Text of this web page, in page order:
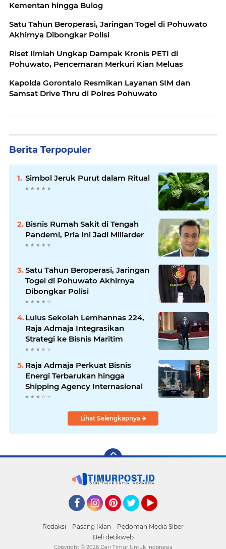
Kementan hingga Bulog
Satu Tahun Beroperasi, Jaringan Togel di Pohuwato
Akhirnya Dibongkar Polisi
Riset Ilmiah Ungkap Dampak Kronis PETI di
Pohuwato, Pencemaran Merkuri Kian Meluas
Kapolda Gorontalo Resmikan Layanan SIM dan
Samsat Drive Thru di Polres Pohuwato
Berita Terpopuler
Simbol Jeruk Purut dalam Ritual
Bisnis Rumah Sakit di Tengah
Pandemi, Pria Ini Jadi Miliarder
Satu Tahun Beroperasi, Jaringan
Togel di Pohuwato Akhirnya
Dibongkar Polisi
Lulus Sekolah Lemhannas 224,
Raja Admaja Integrasikan
Strategi ke Bisnis Maritim
Raja Admaja Perkuat Bisnis
Energi Terbarukan hingga
Shipping Agency Internasional
Lihat Selengkapnya
Redaksi Pasang Iklan
Pedoman Media Siber
Beli detikweb
Copyright © 2026 Dari Timur Untuk Indonesia